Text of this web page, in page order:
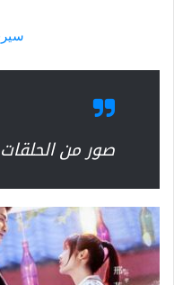
صور من الحلقات